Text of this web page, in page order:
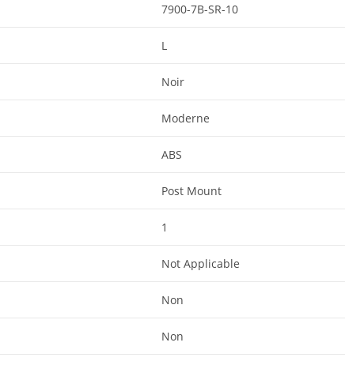
‎7900-7B-SR-10
‎L
‎Noir
‎Moderne
‎ABS
‎Post Mount
‎1
‎Not Applicable
‎Non
‎Non